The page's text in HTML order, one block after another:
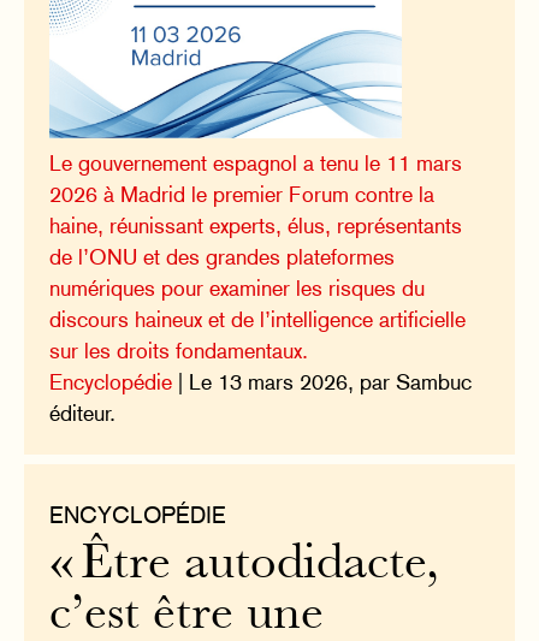
Le gouvernement espagnol a tenu le 11 mars
2026 à Madrid le premier Forum contre la
haine, réunissant experts, élus, représentants
de l’ONU et des grandes plateformes
numériques pour examiner les risques du
discours haineux et de l’intelligence artificielle
sur les droits fondamentaux.
Encyclopédie | Le 13 mars 2026, par Sambuc
éditeur.
ENCYCLOPÉDIE
« Être autodidacte,
c’est être une